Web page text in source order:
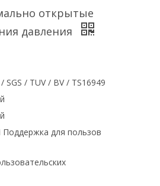
открытые
давления
SGS / TUV / BV / TS16949
для пользов